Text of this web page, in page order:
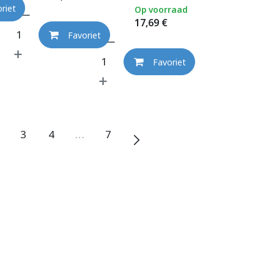
Favoriet
17,69€
Op voorraad
Favoriet
3 4 … 7